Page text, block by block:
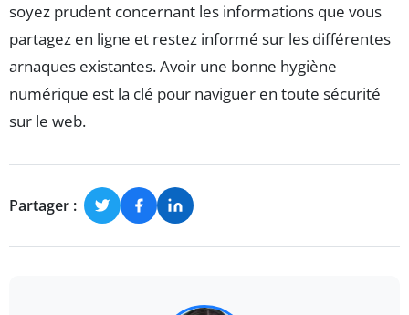
soyez prudent concernant les informations que vous
partagez en ligne et restez informé sur les différentes
arnaques existantes. Avoir une bonne hygiène
numérique est la clé pour naviguer en toute sécurité
sur le web.
Partager :